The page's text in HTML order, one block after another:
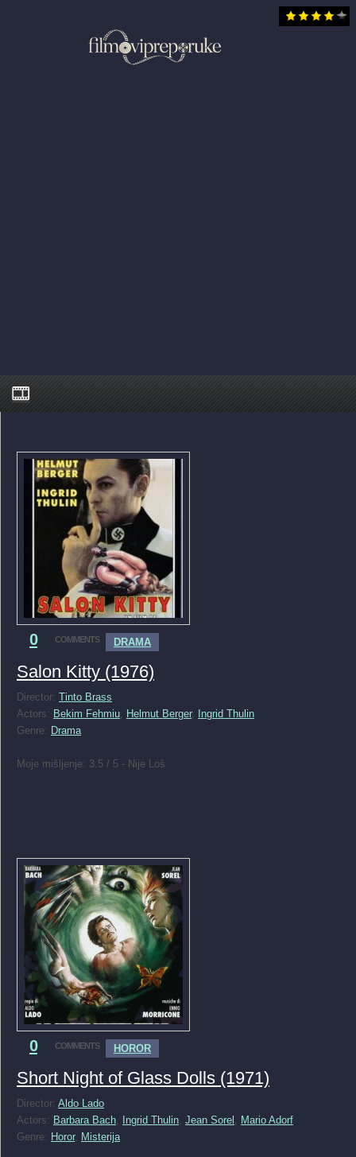
0 COMMENTS DRAMA
Salon Kitty (1976)
Director: Tinto Brass
Actors: Bekim Fehmiu, Helmut Berger,
Ingrid Thulin
Genre: Drama
Moje mišljenje: 3.5 / 5 - Nije Loš
0 COMMENTS HOROR
Short Night of Glass Dolls (1971)
Director: Aldo Lado
Actors: Barbara Bach, Ingrid Thulin, Jean Sorel , Mario Adorf
Genre: Horor, Misterija